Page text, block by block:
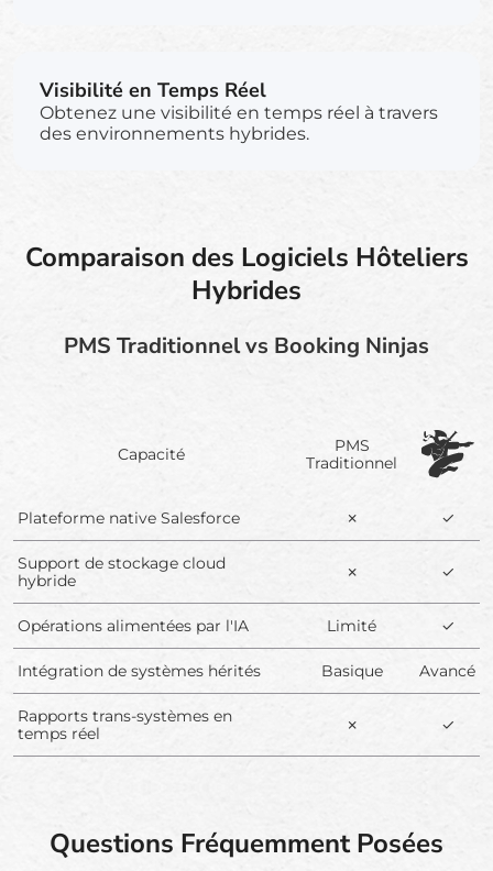
Visibilité en Temps Réel
Obtenez une visibilité en temps réel à travers
des environnements hybrides.
Comparaison des Logiciels Hôteliers
Hybrides
PMS Traditionnel vs Booking Ninjas
Capacité
PMS
Traditionnel
Plateforme native Salesforce ✗ ✓
Support de stockage cloud
hybride
✗ ✓
Opérations alimentées par l'IA Limité ✓
Intégration de systèmes hérités Basique Avancé
Rapports trans-systèmes en
temps réel
✗ ✓
Questions Fréquemment Posées